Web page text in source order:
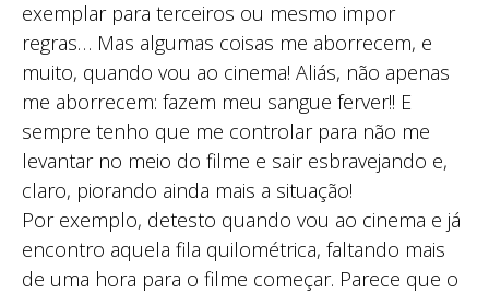
exemplar para terceiros ou mesmo impor
regras… Mas algumas coisas me aborrecem, e
muito, quando vou ao cinema! Aliás, não apenas
me aborrecem: fazem meu sangue ferver!! E
sempre tenho que me controlar para não me
levantar no meio do filme e sair esbravejando e,
claro, piorando ainda mais a situação!
Por exemplo, detesto quando vou ao cinema e já
encontro aquela fila quilométrica, faltando mais
de uma hora para o filme começar. Parece que o